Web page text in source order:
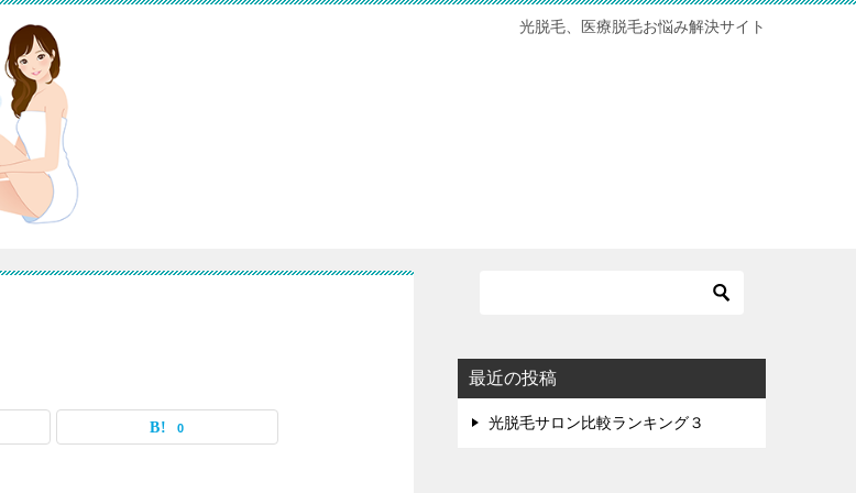
光脱毛、医療脱毛お悩み解決サイト
0
最近の投稿
光脱毛サロン比較ランキング３